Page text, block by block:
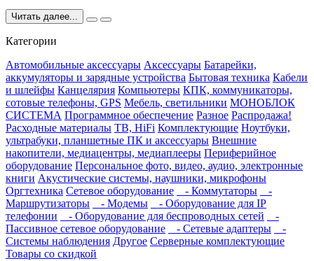
Читать далее...
Категории
Автомобильные аксессуары Аксессуары Батарейки,
аккумуляторы и зарядные устройства Бытовая техника Кабели
и шлейфы Канцелярия Компьютеры КПК, коммуникаторы,
сотовые телефоны, GPS Мебель, светильники МОНОБЛОК
СИСТЕМА Программное обеспечение Разное Распродажа!
Расходные материалы ТВ, HiFi Комплектующие Ноутбуки,
ультрабуки, планшетные ПК и аксессуары Внешние
накопители, медиацентры, медиаплееры Периферийное
оборудование Персональное фото, видео, аудио, электронные
книги Акустические системы, наушники, микрофоны
Оргтехника Сетевое оборудование - Коммутаторы
-
Маршрутизаторы
- Модемы
- Оборудование для IP
телефонии
- Оборудование для беспроводных сетей
-
Пассивное сетевое оборудование
- Сетевые адаптеры
-
Системы наблюдения Другое Серверные комплектующие
Товары со скидкой